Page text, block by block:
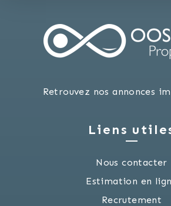
Retrouvez nos annonces
Liens
Nous contacter
Estimation en
Recrutement